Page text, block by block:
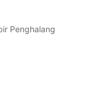
Penghalang